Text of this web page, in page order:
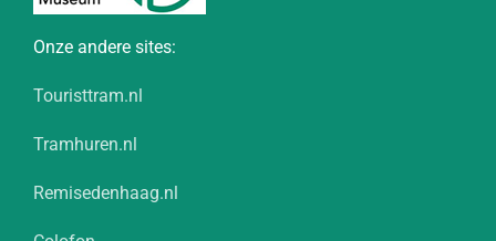
Onze andere sites:
Touristtram.nl
Tramhuren.nl
Remisedenhaag.nl